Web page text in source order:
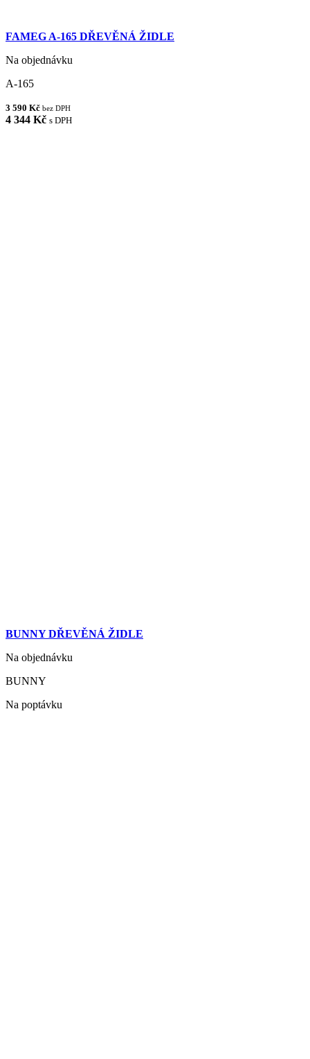
FAMEG A-165 DŘEVĚNÁ ŽIDLE
Na objednávku
A-165
3 590 Kč bez DPH
4 344 Kč s DPH
BUNNY DŘEVĚNÁ ŽIDLE
Na objednávku
BUNNY
Na poptávku